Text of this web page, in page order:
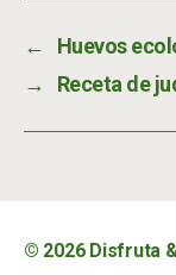
←
Huevos
→
Receta de
© 2026 Disfruta